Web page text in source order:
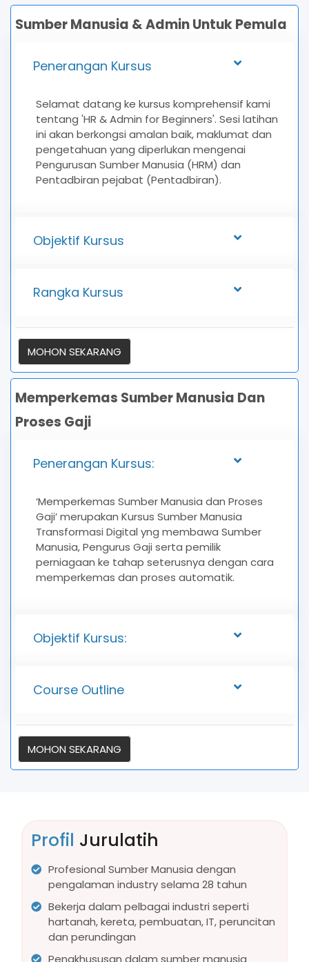
Sumber Manusia & Admin Untuk Pemula
Penerangan Kursus
Selamat datang ke kursus komprehensif kami
tentang 'HR & Admin for Beginners'. Sesi latihan
ini akan berkongsi amalan baik, maklumat dan
pengetahuan yang diperlukan mengenai
Pengurusan Sumber Manusia (HRM) dan
Pentadbiran pejabat (Pentadbiran).
Objektif Kursus
Rangka Kursus
MOHON SEKARANG
Memperkemas Sumber Manusia Dan
Proses Gaji
Penerangan Kursus:
‘Memperkemas Sumber Manusia dan Proses
Gaji’ merupakan Kursus Sumber Manusia
Transformasi Digital yng membawa Sumber
Manusia, Pengurus Gaji serta pemilik
perniagaan ke tahap seterusnya dengan cara
memperkemas dan proses automatik.
Objektif Kursus:
Course Outline
MOHON SEKARANG
Profil Jurulatih
Profesional Sumber Manusia dengan
pengalaman industry selama 28 tahun
Bekerja dalam pelbagai industri seperti
hartanah, kereta, pembuatan, IT, peruncitan
dan perundingan
Pengkhususan dalam sumber manusia